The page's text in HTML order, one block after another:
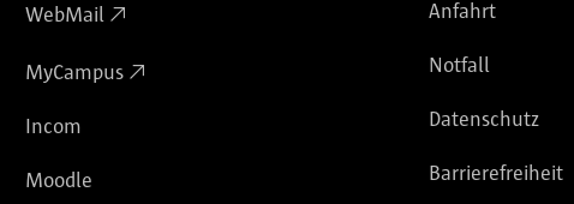
WebMail
MyCampus
Incom
Moodle
Anfahrt
Notfall
Datenschutz
Barrierefreiheit